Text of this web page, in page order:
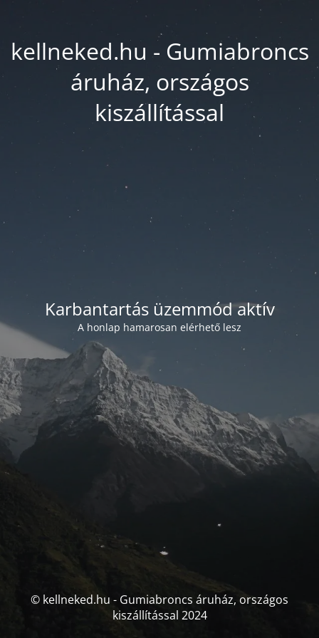
kellneked.hu - Gumiabroncs
áruház, országos
kiszállítással
Karbantartás üzemmód aktív
A honlap hamarosan elérhető lesz
© kellneked.hu - Gumiabroncs áruház, országos
kiszállítással 2024